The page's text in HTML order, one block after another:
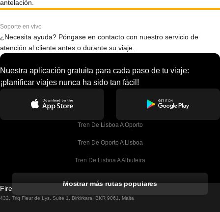
antelación.
Soporte en vivo
¿Necesita ayuda? Póngase en contacto con nuestro servicio de
atención al cliente antes o durante su viaje.
Nuestra aplicación gratuita para cada paso de tu viaje:
¡planificar viajes nunca ha sido tan fácil!
Tren De Lisboa A Oporto
Tren De Oporto A Lisboa
Tren De Lisboa A Albufeira
Tren De Lisboa A Lagos
Mostrar más rutas populares
Firebird GT Limited (OC 1451)
432, Triq Fleur de Lys, Suite 1, Birkirkara, BKR 9061, Malta